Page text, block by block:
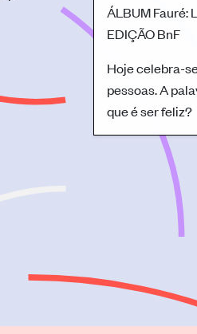
ÁLBUMFauré:
EDIÇÃOBnF
Hoje celebra-
pessoas. A
que é ser feliz?